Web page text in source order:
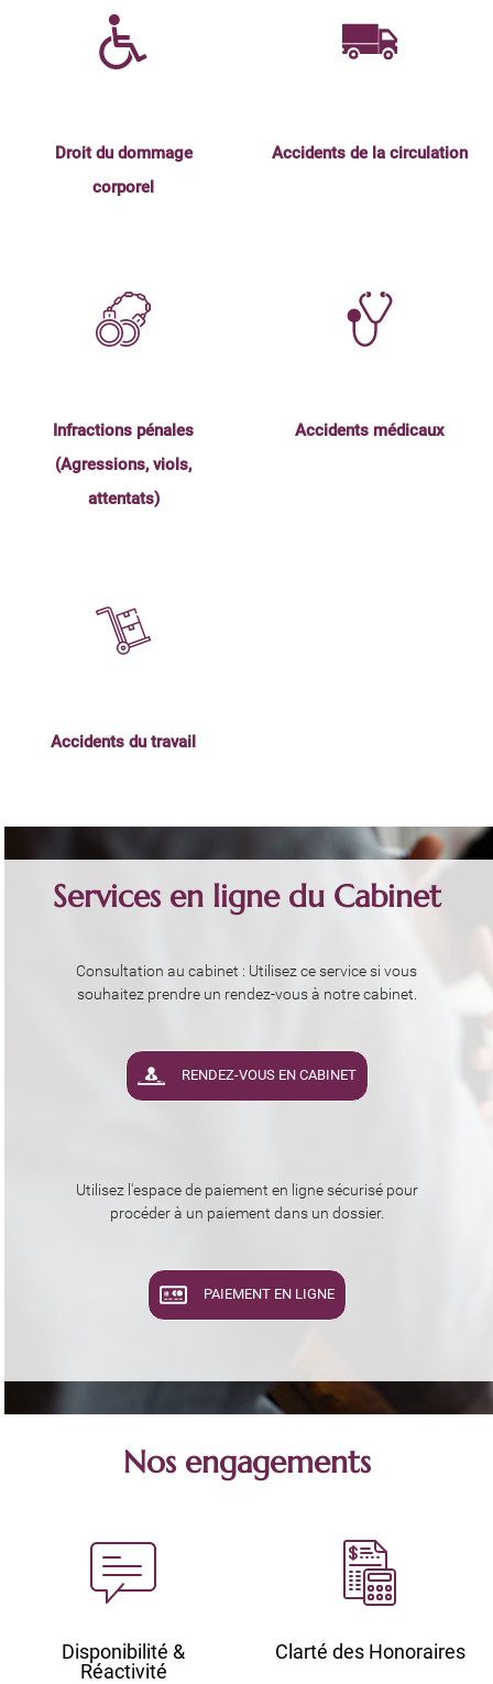
Droit du dommage
corporel
Accidents de la circulation
Infractions pénales
(Agressions, viols,
attentats)
Accidents médicaux
Accidents du travail
Services en ligne du Cabinet
Consultation au cabinet : Utilisez ce service si vous
souhaitez prendre un rendez-vous à notre cabinet.
RENDEZ-VOUS EN CABINET
Utilisez l'espace de paiement en ligne sécurisé pour
procéder à un paiement dans un dossier.
PAIEMENT EN LIGNE
Nos engagements
Disponibilité &
Réactivité
Clarté des Honoraires